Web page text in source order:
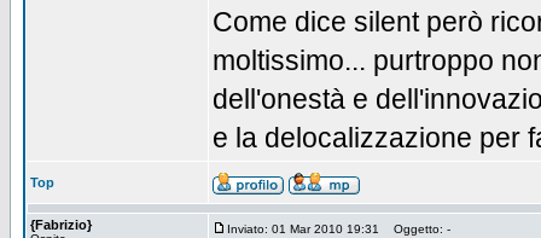
Come dice silent però
moltissimo... purtroppo
dell'onestà e
e la delocalizzazione per
Top
{Fabrizio} Inviato: 01 Mar 2010 19:31 Oggetto: -